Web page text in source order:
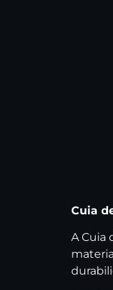
Cuia
A Cuia